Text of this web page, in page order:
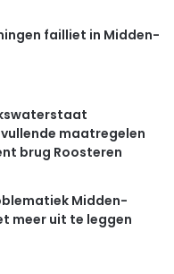
failliet in Midden-
maatregelen
brug Roosteren
Midden-
meer uit te leggen